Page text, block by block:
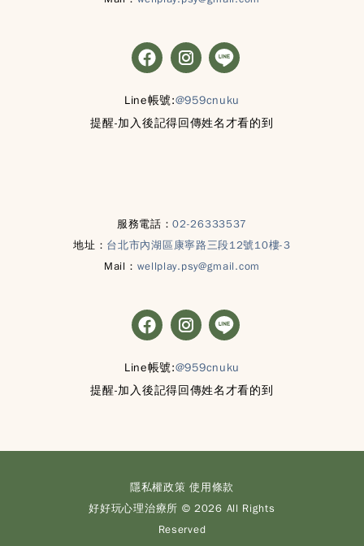
Line帳號:@959cnuku
提醒-加入後記得回傳姓名才看的到
服務電話：02-26333537
地址： 台北市內湖區康寧路三段12號10樓-3
Mail： wellplay.psy@gmail.com
Line帳號:@959cnuku
提醒-加入後記得回傳姓名才看的到
隱私權政策 使用條款
好好玩心理治療所 © 2026 All Rights
Reserved